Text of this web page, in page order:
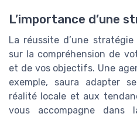
L’importance d’une
La réussite d’une
sur la compréhension de
et de vos objectifs. Une
exemple, saura adapter
réalité locale et aux
vous accompagne dans